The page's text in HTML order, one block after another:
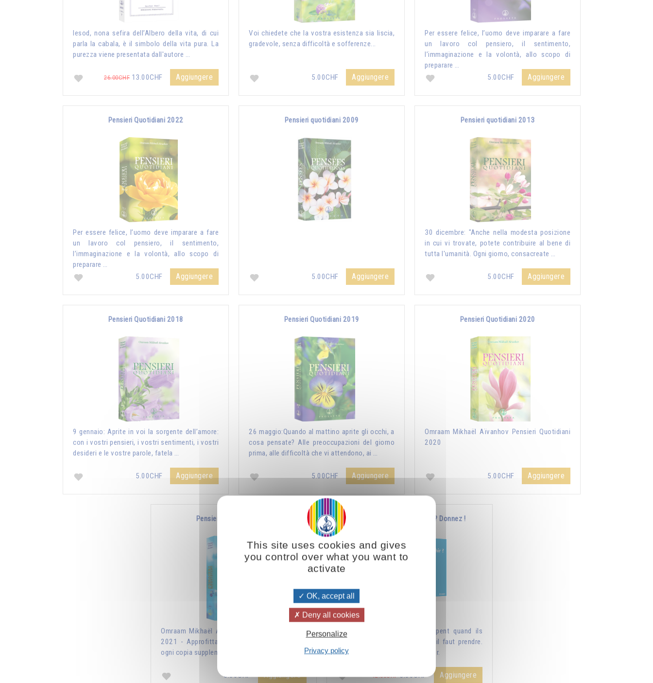
Iesod, nona sefira dell’Albero della vita, di cui
parla la cabala, è il simbolo della vita pura. La
purezza viene presentata dall'autore …
26.00CHF 13.00CHF Aggiungere
Voi chiedete che la vostra esistenza sia liscia,
gradevole, senza difficoltà e sofferenze...
5.00CHF Aggiungere
Per essere felice, l’uomo deve imparare a fare
un lavoro col pensiero, il sentimento,
l’immaginazione e la volontà, allo scopo di
preparare …
5.00CHF
Aggiungere
Pensieri Quotidiani 2022
Per essere felice, l’uomo deve imparare a fare
un lavoro col pensiero, il sentimento,
l’immaginazione e la volontà, allo scopo di
preparare …
5.00CHF
Aggiungere
Pensieri quotidiani 2009
5.00CHF Aggiungere
Pensieri quotidiani 2013
30 dicembre: "Anche nella modesta posizione
in cui vi trovate, potete contribuire al bene di
tutta l'umanità. Ogni giorno, consacreate …
5.00CHF Aggiungere
Pensieri Quotidiani 2018
9 gennaio: Aprite in voi la sorgente dell’amore:
con i vostri pensieri, i vostri sentimenti, i vostri
desideri e le vostre parole, fatela …
5.00CHF Aggiungere
Pensieri Quotidiani 2019
26 maggio:Quando al mattino aprite gli occhi, a
cosa pensate? Alle preoccupazioni del giorno
prima, alle difficoltà che vi attendono, ai …
5.00CHF Aggiungere
Pensieri Quotidiani 2020
Omraam Mikhaël Aïvanhov Pensieri Quotidiani
2020
5.00CHF Aggiungere
Pensieri Quotidiani 2021
Omraam Mikhaël Aïvanhov Pensieri Quotidiani
2021 - Approfitta dello sconto di 2 CHF per
ogni copia supplementare aggiunta all'ordine !
5.00CHF Aggiungere
Vous voulez vous enrichir ? Donnez !
Combien les humains se trompent quand ils
s’imaginent que pour s’enrichir il faut prendre.
Non, pour s’enrichir, il faut donner.
12.00CHF5.00CHF Aggiungere
This site uses cookies and gives
you control over what you want to
activate
OK, accept all
Deny all cookies
Personalize
Privacy policy